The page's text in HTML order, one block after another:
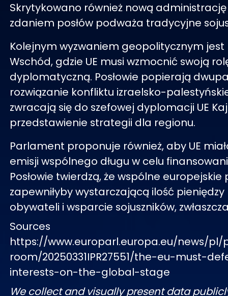
Skrytykowano również nową administrację
zdaniem posłów podważa tradycyjne
Kolejnym wyzwaniem geopolitycznym jest
Wschód, gdzie UE musi wzmocnić swoją
dyplomatyczną. Posłowie popierają
rozwiązanie konfliktu izraelsko-
zwracają się do szefowej dyplomacji UE
przedstawienie strategii dla regionu.
Parlament proponuje również, aby UE
emisji wspólnego długu w celu
Posłowie twierdzą, że wspólne europejskie
zapewniłyby wystarczającą ilość
obywateli i wsparcie sojuszników,
Sources
https://www.europarl.europa.eu/news/pl/
room/20250331IPR27551/the-eu-must-
interests-on-the-global-stage
We collect and visually present data